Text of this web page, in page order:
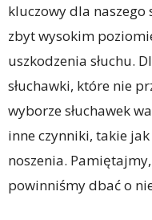
kluczowy dla naszego
zbyt wysokim
uszkodzenia słuchu.
słuchawki, które nie
wyborze słuchawek
inne czynniki, takie
noszenia.
powinniśmy dbać o